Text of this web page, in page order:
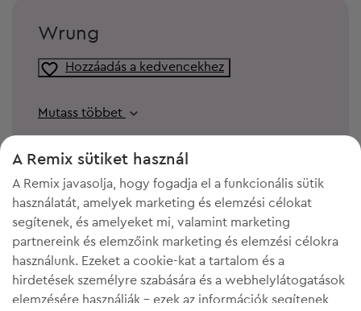
Wrung
Hozzáadás a kedvencekhez
Mutass többet
KELL A HELY A GARDRÓBODBAN?
A Remix sütiket használ
A Remix javasolja, hogy fogadja el a funkcionális sütik
használatát, amelyek marketing és elemzési célokat
segítenek, és amelyeket mi, valamint marketing
partnereink és elemzőink marketing és elemzési célokra
használunk. Ezeket a cookie-kat a tartalom és a
hirdetések személyre szabására és a webhelylátogatások
elemzésére használják - ezek az információk segítenek